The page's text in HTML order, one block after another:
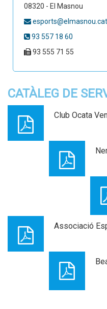
08320 - El Masnou
esports@elmasnou.cat
93 557 18 60
93 555 71 55
CATÀLEG DE
Club Ocata
Associació